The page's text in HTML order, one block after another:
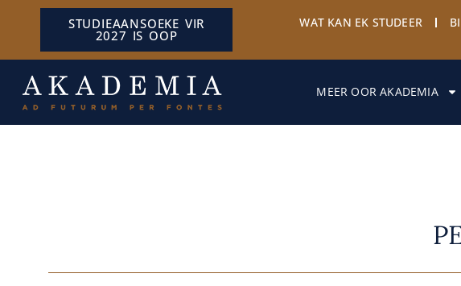
STUDIEAANSOEKE VIR
2027 IS OOP
WAT KAN EK STUDEER
MEER OOR AKADEMIA